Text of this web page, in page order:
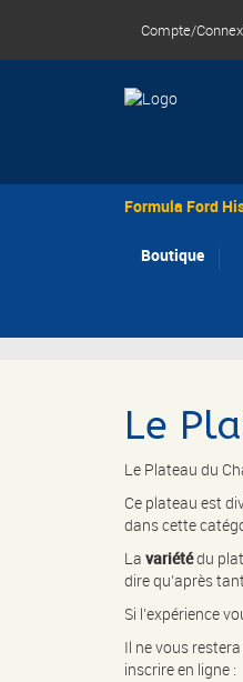
Compte/
Formula Ford
Boutique
Le
Le Plateau du
Ce plateau est
dans cette
La variétédu
dire qu’après
Si l’expérience
Il ne vous
inscrire en ligne :